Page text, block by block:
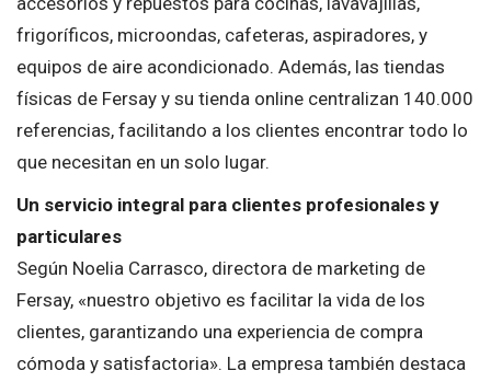
frigoríficos, microondas, cafeteras, aspiradores, y
equipos de aire acondicionado. Además, las tiendas
físicas de Fersay y su tienda online centralizan 140.000
referencias, facilitando a los clientes encontrar todo lo
que necesitan en un solo lugar.
Un servicio integral para clientes profesionales y
particulares
Según Noelia Carrasco, directora de marketing de
Fersay, «nuestro objetivo es facilitar la vida de los
clientes, garantizando una experiencia de compra
cómoda y satisfactoria». La empresa también destaca